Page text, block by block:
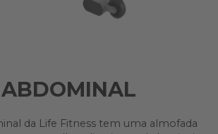
da Life Fitness tem uma almofada